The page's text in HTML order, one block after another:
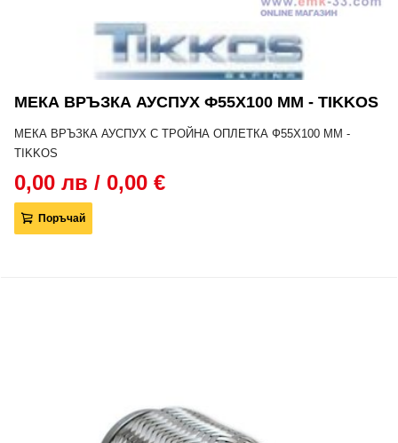
МЕКА ВРЪЗКА АУСПУХ Ф55Х100 MM - TIKKOS
МЕКА ВРЪЗКА АУСПУХ С ТРОЙНА ОПЛЕТКА Ф55Х100 MM -
TIKKOS
0,00 лв / 0,00 €
Поръчай